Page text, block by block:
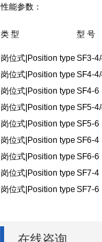
性能参数：
类 型 型 号
岗位式|Position type SF3-
岗位式|Position type SF4-
岗位式|Position type SF4-6
岗位式|Position type SF5-
岗位式|Position type SF5-6
岗位式|Position type SF6-4
岗位式|Position type SF6-6
岗位式|Position type SF7-4
岗位式|Position type SF7-6
在线咨询